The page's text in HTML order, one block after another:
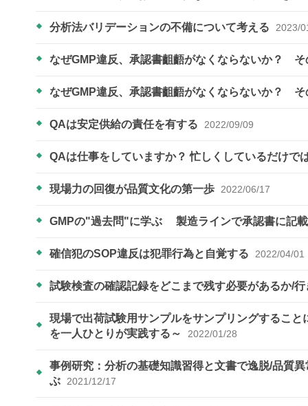
分析法バリデーションの不備について考える 2023/
なぜGMP違反、承認書齟齬がなくならないか？
なぜGMP違反、承認書齟齬がなくならないか？
QAは安定供給の責任を有する 2022/09/09
QAは仕事をしていますか？ 忙しくしているだけ
現場力の回復が品質文化の第一歩 2022/06/17
GMPの"過去問"に学ぶ ​​​​​​ 製造ラインで承認書に記
確信犯のSOP違反は犯罪行為と自覚する 2022/04/01
試験検査の確認記録をどこまで残す必要があるか/
現場で出荷試験用サンプルをサンプリングするこ
を一人ひとりが実践する～
2022/01/28
事例研究：分析の基礎知識習得と文書で逸脱/品質
ぶ
2021/12/17